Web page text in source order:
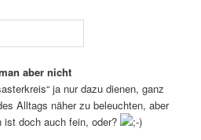
aber nicht
ja nur dazu dienen, ganz
Alltags näher zu beleuchten, aber
ist doch auch fein, oder?